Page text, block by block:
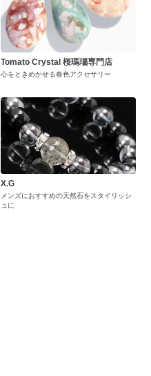
Tomato Crystal 桜瑪瑙専門店
心をときめかせる春色アクセサリー
X.G
メンズにおすすめの天然石をスタイリッシ
ュに